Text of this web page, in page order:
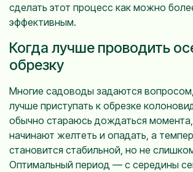
сделать этот процесс как можно
эффективным.
Когда лучше проводить
обрезку
Многие садоводы задаются
лучше приступать к обрезке
обычно стараюсь дождаться момента,
начинают желтеть и опадать, а
становится стабильной, но не
Оптимальный период — с середины